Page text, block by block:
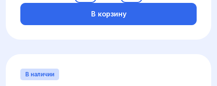
В корзину
В наличии